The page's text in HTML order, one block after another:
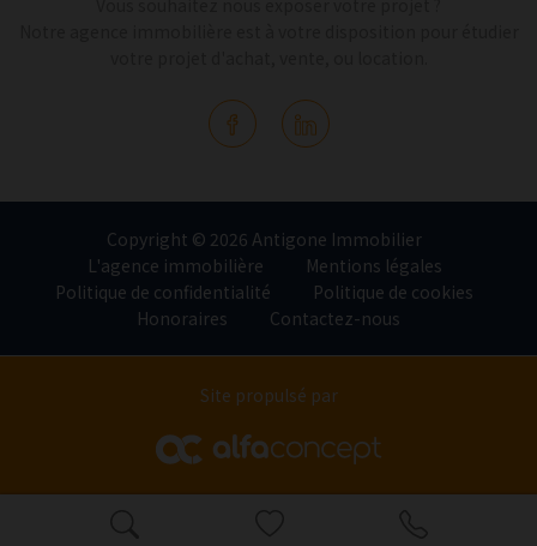
Copyright © 2026 Antigone Immobilier
L'agence immobilière
Mentions légales
Politique de confidentialité
Politique de cookies
Honoraires
Contactez-nous
Site propulsé par